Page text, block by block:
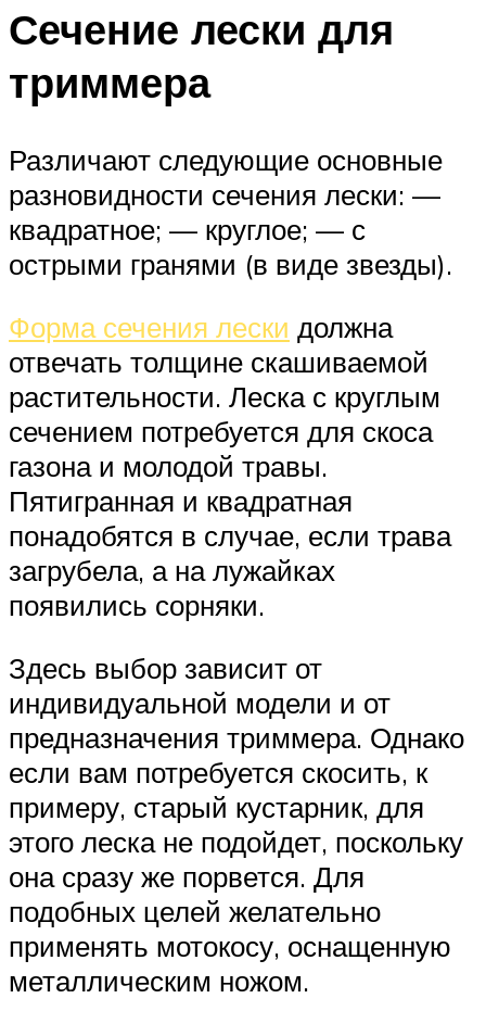
Сечение лески для
триммера
Различают следующие основные
разновидности сечения лески: —
квадратное; — круглое; — с
острыми гранями (в виде звезды).
Форма сечения лески должна
отвечать толщине скашиваемой
растительности. Леска с круглым
сечением потребуется для скоса
газона и молодой травы.
Пятигранная и квадратная
понадобятся в случае, если трава
загрубела, а на лужайках
появились сорняки.
Здесь выбор зависит от
индивидуальной модели и от
предназначения триммера. Однако
если вам потребуется скосить, к
примеру, старый кустарник, для
этого леска не подойдет, поскольку
она сразу же порвется. Для
подобных целей желательно
применять мотокосу, оснащенную
металлическим ножом.